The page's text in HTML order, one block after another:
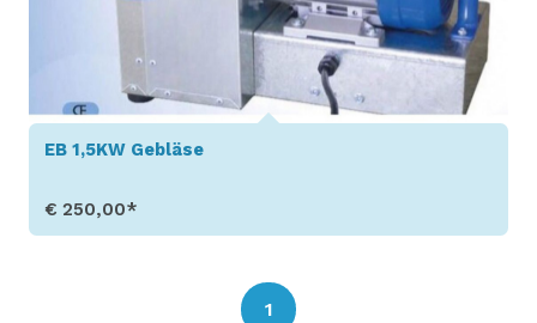
EB 1,5KW Gebläse
€ 250,00*
Produkt aufrufen
1